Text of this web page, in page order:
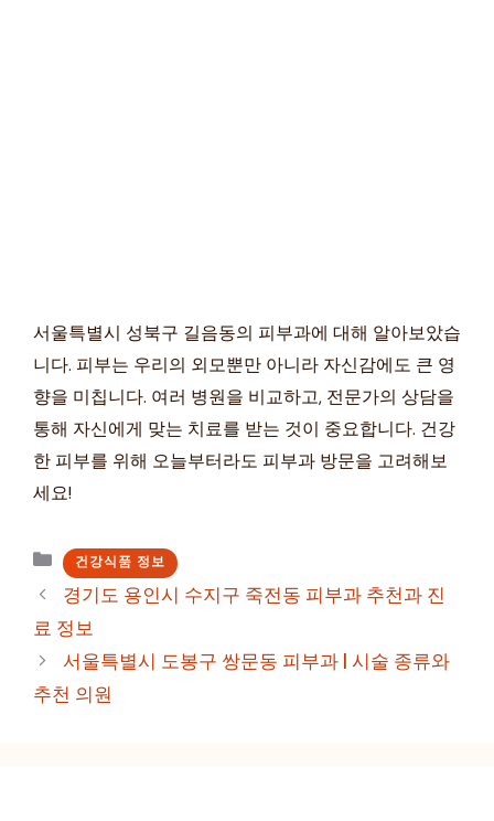
서울특별시 성북구 길음동의 피부과에 대해 알아보았습
니다. 피부는 우리의 외모뿐만 아니라 자신감에도 큰 영
향을 미칩니다. 여러 병원을 비교하고, 전문가의 상담을
통해 자신에게 맞는 치료를 받는 것이 중요합니다. 건강
한 피부를 위해 오늘부터라도 피부과 방문을 고려해보
세요!
카
테
리
건강식품 정보
경기도 용인시 수지구 죽전동 피부과 추천과 진
료 정보
서울특별시 도봉구 쌍문동 피부과 | 시술 종류와
추천 의원